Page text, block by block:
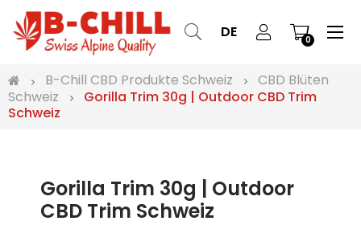
DE 0 ☰
B-Chill CBD Produkte Schweiz
CBD Blüten
Schweiz
Gorilla Trim 30g | Outdoor CBD Trim
Schweiz
Gorilla Trim 30g | Outdoor
CBD Trim Schweiz